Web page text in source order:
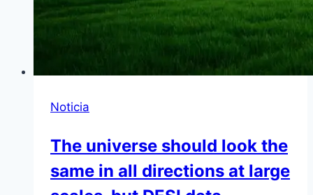
Noticia
The universe should look the
same in all directions at large